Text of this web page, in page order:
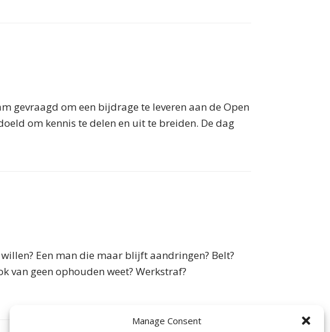
Manage Consent
gevraagd om een bijdrage te leveren aan de Open
om kennis te delen en uit te breiden. De dag
Een man die maar blijft aandringen? Belt?
van geen ophouden weet? Werkstraf?